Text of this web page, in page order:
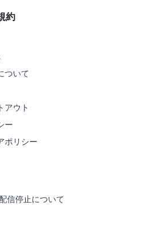
約
ついて
アウト
ー
ポリシー
信停止について